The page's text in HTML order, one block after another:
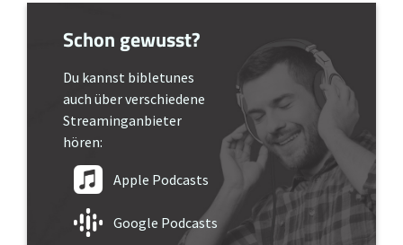
Schon gewusst?
Du kannst bibletunes
auch über verschiedene
Streaminganbieter
hören:
Apple Podcasts
Google Podcasts